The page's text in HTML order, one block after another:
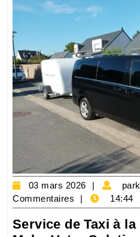
03 mars 2026
03
mars
2026
Commentaires
14:44
Service de Taxi à